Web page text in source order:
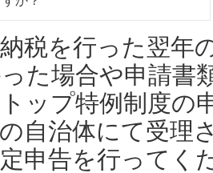
税を行った翌年
た場合や申請書
ップ特例制度の
自治体にて受理
申告を行ってく